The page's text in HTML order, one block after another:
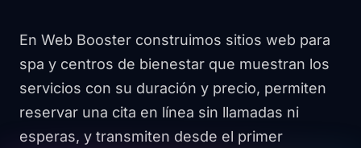
En Web Booster construimos sitios web para
spa y centros de bienestar que muestran los
servicios con su duración y precio, permiten
reservar una cita en línea sin llamadas ni
esperas, y transmiten desde el primer